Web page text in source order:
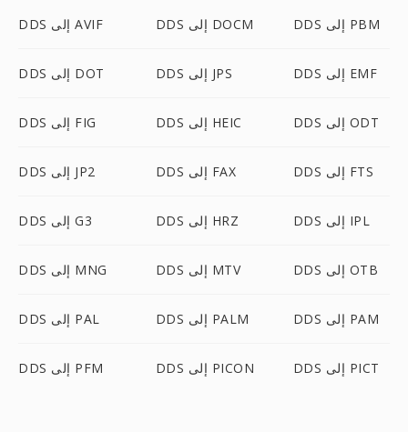
DDS إلى AVIF DDS إلى DOCM DDS إلى PBM
DDS إلى DOT DDS إلى JPS DDS إلى EMF
DDS إلى FIG DDS إلى HEIC DDS إلى ODT
DDS إلى JP2 DDS إلى FAX DDS إلى FTS
DDS إلى G3 DDS إلى HRZ DDS إلى IPL
DDS إلى MNG DDS إلى MTV DDS إلى OTB
DDS إلى PAL DDS إلى PALM DDS إلى PAM
DDS إلى PFM DDS إلى PICON DDS إلى PICT